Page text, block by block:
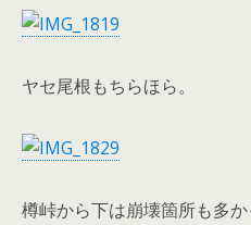
ヤセ尾根もちらほら。
樽峠から下は崩壊箇所も多